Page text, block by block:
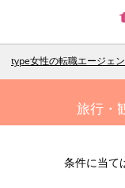
type女性の転職エージェン
旅行・
条件に当て